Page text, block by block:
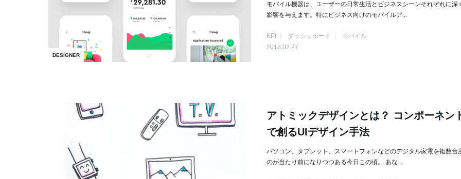
DESIGNER
モバイル機器は、ユーザーの日常生活とビジネスシーンそれぞれに深
影響を与えます。特にビジネス向けのモバイルア...
KPI ダッシュボード
モバイル
2018.02.27
アトミックデザインとは？ コンポーネン
で創るUIデザイン手法
パソコン、タブレット、スマートフォンなどのデジタル家電を複数台
のが当たり前になりつつある今日この頃。 あな...